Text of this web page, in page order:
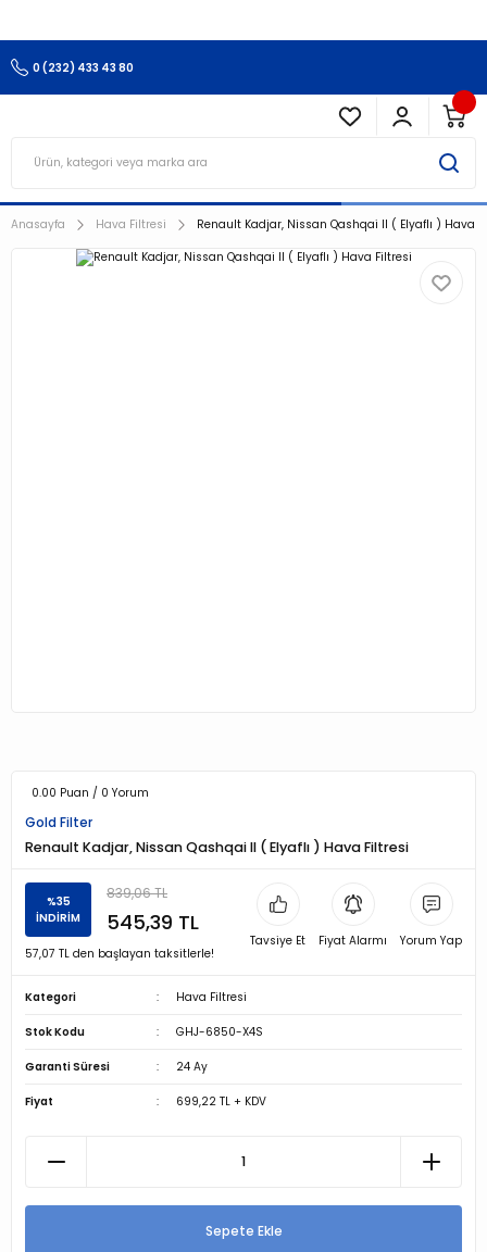
0 (232) 433 43 80
Anasayfa Hava Filtresi Renault Kadjar, Nissan Qashqai II ( Elyaflı ) Hava
0.00 Puan / 0 Yorum
Gold Filter
Renault Kadjar, Nissan Qashqai II ( Elyaflı ) Hava Filtresi
%35
İNDİRİM
839,06 TL
545,39 TL
57,07 TL den başlayan taksitlerle!
Tavsiye Et Fiyat Alarmı Yorum Yap
Kategori Hava Filtresi
Stok Kodu GHJ-6850-X4S
Garanti Süresi 24 Ay
Fiyat 699,22 TL + KDV
Sepete Ekle